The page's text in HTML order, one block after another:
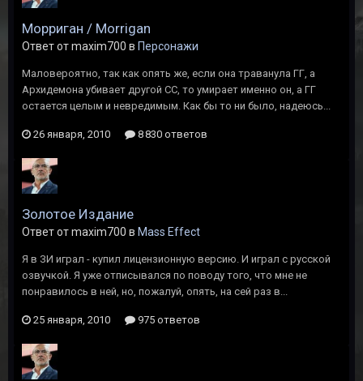
Морриган / Morrigan
Ответ от maxim700 в Персонажи
Маловероятно, так как опять же, если она траванула ГГ, а
Архидемона убивает другой СС, то умирает именно он, а ГГ
остается целым и невредимым. Как бы то ни было, надеюсь...
26 января, 2010 8 830 ответов
Золотое Издание
Ответ от maxim700 в Mass Effect
Я в ЗИ играл - купил лицензионную версию. И играл с русской
озвучкой. Я уже отписывался по поводу того, что мне не
понравилось в ней, но, пожалуй, опять, на сей раз в...
25 января, 2010 975 ответов